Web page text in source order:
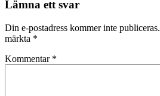
Lämna ett svar
Din e-postadress kommer inte publiceras.
märkta *
Kommentar *